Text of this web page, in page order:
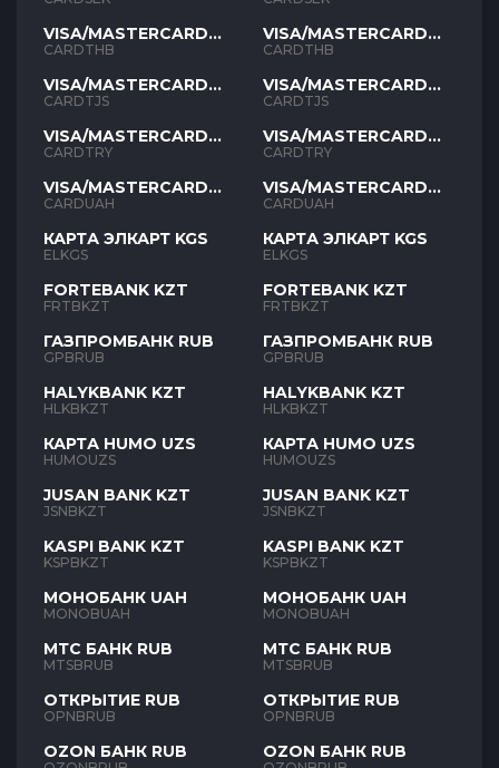
VISA/MASTERCARD
THB
CARDTHB
VISA/MASTERCARD
TJS
CARDTJS
VISA/MASTERCARD
TYR
CARDTRY
VISA/MASTERCARD
UAH
CARDUAH
КАРТА ЭЛКАРТ KGS
ELKGS
FORTEBANK KZT
FRTBKZT
ГАЗПРОМБАНК RUB
GPBRUB
HALYKBANK KZT
HLKBKZT
КАРТА HUMO UZS
HUMOUZS
JUSAN BANK KZT
JSNBKZT
KASPI BANK KZT
KSPBKZT
МОНОБАНК UAH
MONOBUAH
МТС БАНК RUB
MTSBRUB
ОТКРЫТИЕ RUB
OPNBRUB
OZON БАНК RUB
VISA/MASTERCARD
THB
CARDTHB
VISA/MASTERCARD
TJS
CARDTJS
VISA/MASTERCARD
TYR
CARDTRY
VISA/MASTERCARD
UAH
CARDUAH
КАРТА ЭЛКАРТ KGS
ELKGS
FORTEBANK KZT
FRTBKZT
ГАЗПРОМБАНК RUB
GPBRUB
HALYKBANK KZT
HLKBKZT
КАРТА HUMO UZS
HUMOUZS
JUSAN BANK KZT
JSNBKZT
KASPI BANK KZT
KSPBKZT
МОНОБАНК UAH
MONOBUAH
МТС БАНК RUB
MTSBRUB
ОТКРЫТИЕ RUB
OPNBRUB
OZON БАНК RUB